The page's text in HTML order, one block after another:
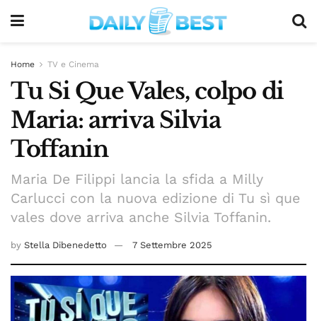
Home TV e Cinema
Tu Si Que Vales, colpo di
Maria: arriva Silvia
Toffanin
Maria De Filippi lancia la sfida a Milly
Carlucci con la nuova edizione di Tu sì que
vales dove arriva anche Silvia Toffanin.
by Stella Dibenedetto 7 Settembre 2025